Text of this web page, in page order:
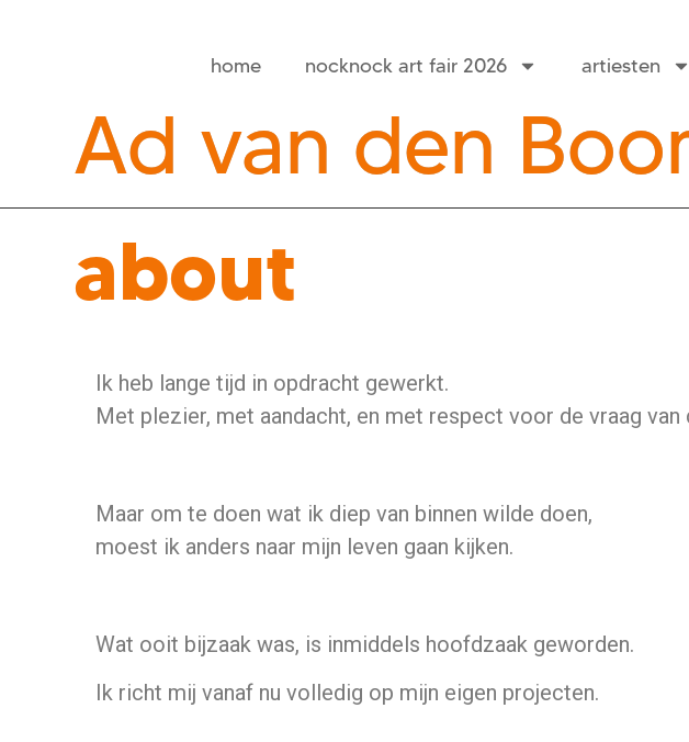
home nocknock art fair 2026 artiesten
Ad van den
about
Ik heb lange tijd in opdracht gewerkt.
Met plezier, met aandacht, en met respect voor de vraag van
Maar om te doen wat ik diep van binnen wilde doen,
moest ik anders naar mijn leven gaan kijken.
Wat ooit bijzaak was, is inmiddels hoofdzaak geworden.
Ik richt mij vanaf nu volledig op mijn eigen projecten.